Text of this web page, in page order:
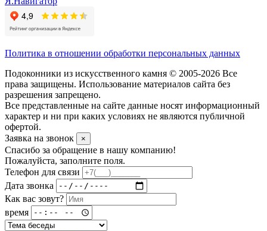
Политика в отношении обработки персональных данных
Подоконники из искусственного камня © 2005-2026 Все
права защищены. Использование материалов сайта без
разрешения запрещено.
Все представленные на сайте данные носят информационный
характер и ни при каких условиях не являются публичной
офертой.
Заявка на звонок
×
Спасибо за обращение в нашу компанию!
Пожалуйста, заполните поля.
Телефон для связи
Дата звонка
Как вас зовут?
время